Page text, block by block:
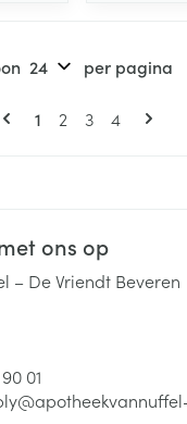
Pagina's
U lees momenteel
1 Pagina
2 Pagina
3 Pagina
4
per pagina
ons op
– De Vriendt Beveren
01